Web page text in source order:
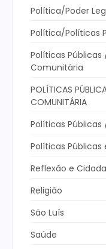
Política/Poder
Política/Políticas
Políticas Públicas
Comunitária
POLÍTICAS
COMUNITÁRIA
Políticas Públicas
Políticas
Reflexão e
Religião
São Luís
Saúde